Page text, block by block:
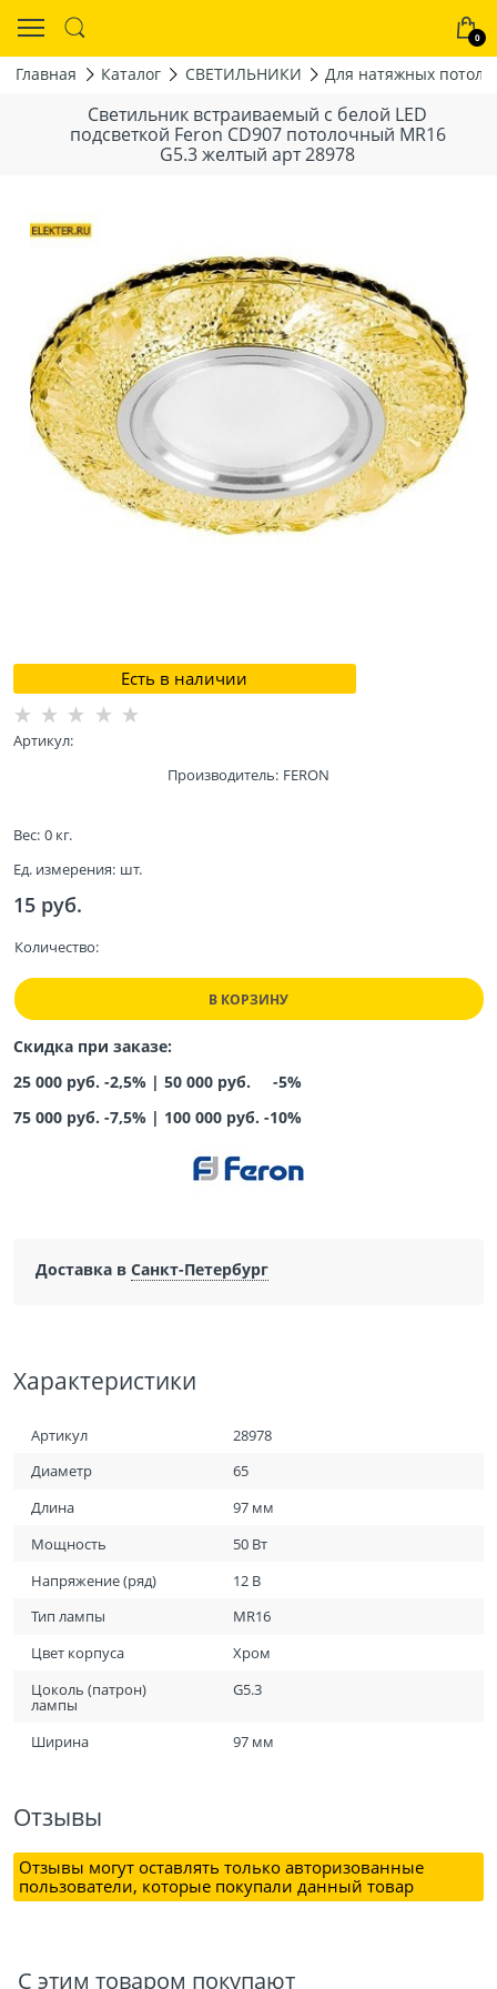
0
Главная Каталог СВЕТИЛЬНИКИ Для натяжных
Светильник встраиваемый с белой LED
подсветкой Feron CD907 потолочный MR16
G5.3 желтый арт 28978
Есть в наличии
Артикул:
Производитель: FERON
Вес: 0 кг.
Ед. измерения: шт.
15 руб.
Количество:
В КОРЗИНУ
Скидка при заказе:
25 000 руб. -2,5% | 50 000 руб. -5%
75 000 руб. -7,5% | 100 000 руб. -10%
Доставка в Санкт-Петербург
Характеристики
Артикул
28978
Диаметр
65
Длина
97 мм
Мощность
50 Вт
Напряжение (ряд)
12 В
Тип лампы
MR16
Цвет корпуса
Хром
Цоколь (патрон)
лампы
G5.3
Ширина 97 мм
Отзывы
Отзывы могут оставлять только авторизованные
пользователи, которые покупали данный товар
С этим товаром покупают